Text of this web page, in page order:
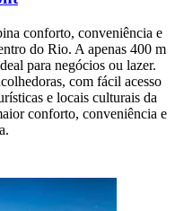
conforto, conveniência e
do Rio. A apenas 400 m
para negócios ou lazer.
com fácil acesso
e locais culturais da
conforto, conveniência e